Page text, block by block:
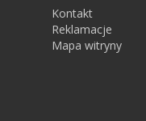
Kontakt
Reklamacje
Mapa witryny